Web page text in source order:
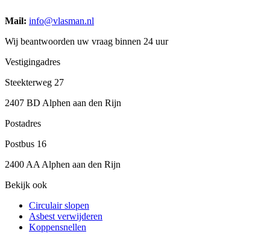
Mail: info@vlasman.nl
Wij beantwoorden uw vraag binnen 24 uur
Vestigingadres
Steekterweg 27
2407 BD Alphen aan den Rijn
Postadres
Postbus 16
2400 AA Alphen aan den Rijn
Bekijk ook
Circulair slopen
Asbest verwijderen
Koppensnellen